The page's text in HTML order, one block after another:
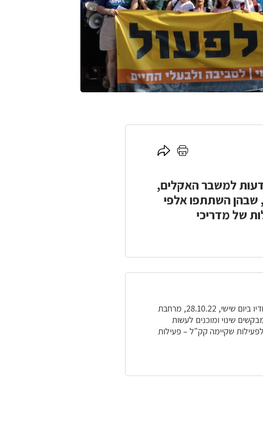
לחץ
לחץ
למשבר האקלים,
שבהן השתתפו אלפי
של מדריכי
נערים, נערות, הורים, סבים וסבתות – יצאו יחדיו ביום שישי, 28.10.22, מרחבת
שינוי ומוכנים לעשות
שקיימה קק"ל – פעילות